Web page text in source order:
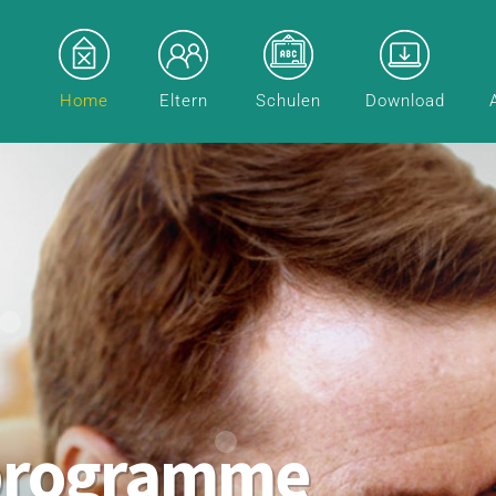
Home Eltern Schulen Download